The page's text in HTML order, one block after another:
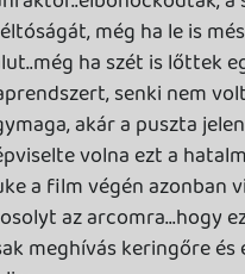
2015.12.29 21:39:52
2015.12.29 21:55:15 #062hu
tetszett a film.Nosztalgia faktor
rendesen.
teremtés, engem
várom mit kezd az
ami benne lakozik, mert az már
volt, ahogy elbánt Kylo Renel,
még elvileg totál képzetlen jedi.